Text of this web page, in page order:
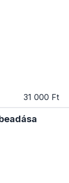
31 000 Ft